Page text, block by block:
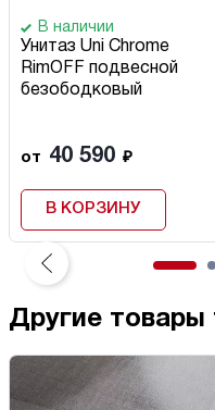
В наличии
Унитаз Uni Chrome
RimOFF подвесной
безободковый
от 40 590 ₽
В КОРЗИНУ
Другие товары